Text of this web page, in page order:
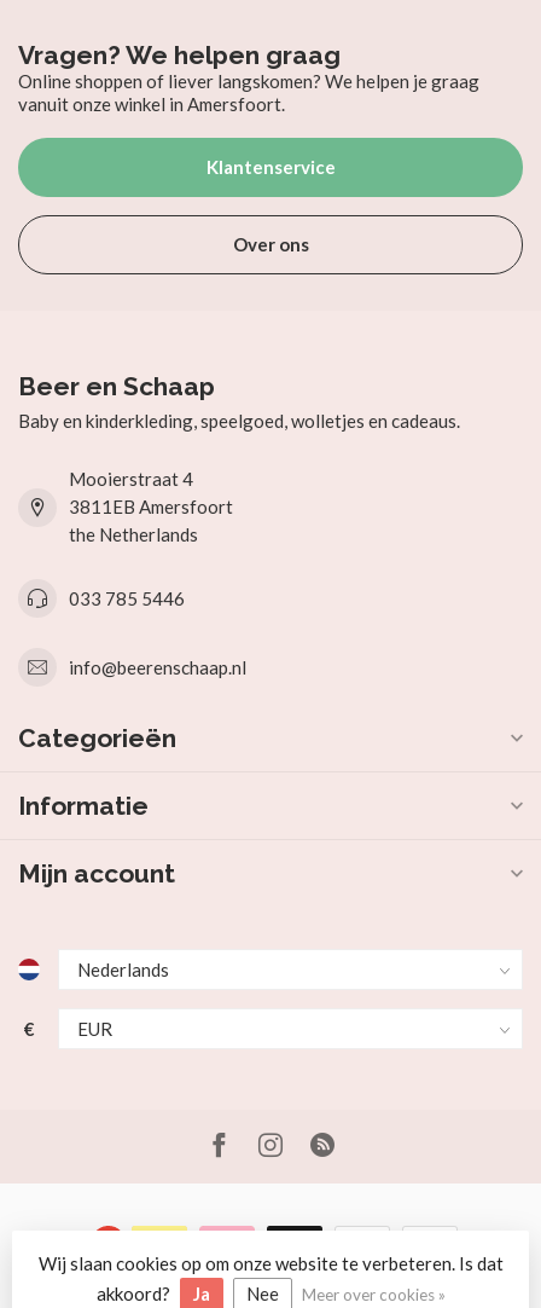
Vragen? We helpen graag
Online shoppen of liever langskomen? We helpen je graag
vanuit onze winkel in Amersfoort.
Klantenservice
Over ons
Beer en Schaap
Baby en kinderkleding, speelgoed, wolletjes en cadeaus.
Mooierstraat 4
3811EB Amersfoort
the Netherlands
033 785 5446
info@beerenschaap.nl
Categorieën
Informatie
Mijn account
€
© Copyright 2026 Beer en Schaap
Wij slaan cookies op om onze website te verbeteren. Is dat
akkoord?
Ja Nee Meer over cookies »